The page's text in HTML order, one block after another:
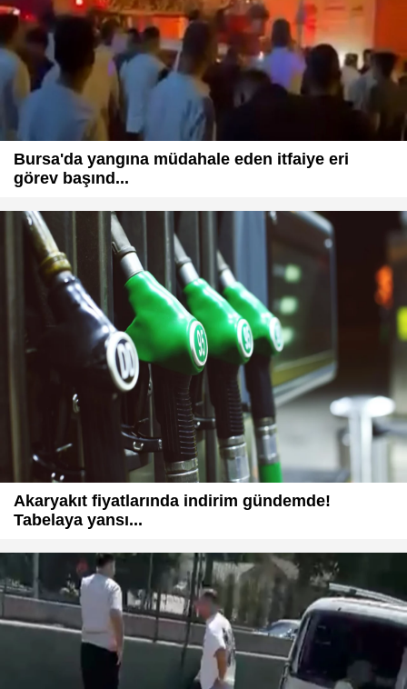
Bursa'da yangına müdahale eden itfaiye eri
görev başınd...
Akaryakıt fiyatlarında indirim gündemde!
Tabelaya yansı...